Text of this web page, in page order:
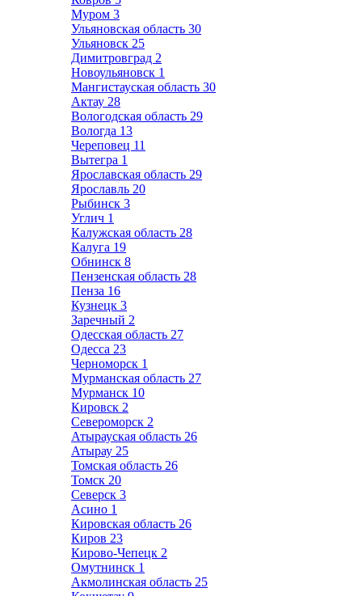
Муром 3
Ульяновская область 30
Ульяновск 25
Димитровград 2
Новоульяновск 1
Мангистауская область 30
Актау 28
Вологодская область 29
Вологда 13
Череповец 11
Вытегра 1
Ярославская область 29
Ярославль 20
Рыбинск 3
Углич 1
Калужская область 28
Калуга 19
Обнинск 8
Пензенская область 28
Пенза 16
Кузнецк 3
Заречный 2
Одесская область 27
Одесса 23
Черноморск 1
Мурманская область 27
Мурманск 10
Кировск 2
Североморск 2
Атырауская область 26
Атырау 25
Томская область 26
Томск 20
Северск 3
Асино 1
Кировская область 26
Киров 23
Кирово-Чепецк 2
Омутнинск 1
Акмолинская область 25